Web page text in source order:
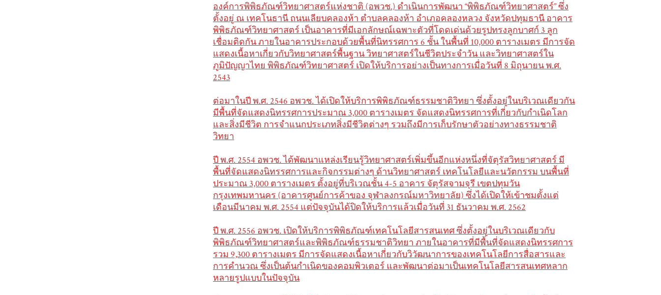
องค์การพิพิธภัณฑ์วิทยาศาสตร์แห่งชาติ (อพวช.) ดำเนินการพัฒนา “พิพิธภัณฑ์วิทยาศาสตร์” ซึ่ง
ตั้งอยู่ ณ เทคโนธานี ถนนเลียบคลองห้า ตำบลคลองห้า อำเภอคลองหลวง จังหวัดปทุมธานี อาคาร
พิพิธภัณฑ์วิทยาศาสตร์ เป็นอาคารที่มีเอกลักษณ์เฉพาะตัวที่โดดเด่นด้วยรูปทรงลูกบาศก์ 3 ลูก
เชื่อมติดกัน ภายในอาคารประกอบด้วยพื้นที่นิทรรศการ 6 ชั้น ในพื้นที่ 10,000 ตารางเมตร มีการจัด
แสดงเนื้อหาเกี่ยวกับวิทยาศาสตร์พื้นฐาน วิทยาศาสตร์ในชีวิตประจำวัน และวิทยาศาสตร์ใน
ภูมิปัญญาไทย พิพิธภัณฑ์วิทยาศาสตร์ เปิดให้บริการอย่างเป็นทางการเมื่อวันที่ 8 มิถุนายน พ.ศ.
2543
ต่อมาในปี พ.ศ. 2546 อพวช. ได้เปิดให้บริการพิพิธภัณฑ์ธรรมชาติวิทยา ซึ่งตั้งอยู่ในบริเวณเดียวกัน
มีพื้นที่จัดแสดงนิทรรศการประมาณ 3,000 ตารางเมตร จัดแสดงนิทรรศการที่เกี่ยวกับกำเนิดโลก
และสิ่งมีชีวิต การจำแนกประเภทสิ่งมีชีวิตต่างๆ รวมถึงมีการเก็บรักษาตัวอย่างทางธรรมชาติ
วิทยา
ปี พ.ศ. 2554 อพวช. ได้พัฒนาแหล่งเรียนรู้วิทยาศาสตร์เพิ่มขึ้นอีกแห่งหนึ่งที่จัตุรัสวิทยาศาสตร์ มี
พื้นที่จัดแสดงนิทรรศการและกิจกรรมต่างๆ ด้านวิทยาศาสตร์ เทคโนโลยีและนวัตกรรม บนพื้นที่
ประมาณ 3,000 ตารางเมตร ตั้งอยู่ที่บริเวณชั้น 4-5 อาคาร จัตุรัสจามจุรี เขตปทุมวัน
กรุงเทพมหานคร (อาคารศูนย์การค้าของ จุฬาลงกรณ์มหาวิทยาลัย) ซึ่งได้เปิดให้เข้าชมตั้งแต่
เดือนมีนาคม พ.ศ. 2554 แต่ปัจจุบันได้ปิดให้บริการแล้วเมื่อวันที่ 31 ธันวาคม พ.ศ. 2562
ปี พ.ศ. 2556 อพวช. เปิดให้บริการพิพิธภัณฑ์เทคโนโลยีสารสนเทศ ซึ่งตั้งอยู่ในบริเวณเดียวกับ
พิพิธภัณฑ์วิทยาศาสตร์และพิพิธภัณฑ์ธรรมชาติวิทยา ภายในอาคารที่มีพื้นที่จัดแสดงนิทรรศการ
รวม 9,300 ตารางเมตร มีการจัดแสดงเนื้อหาเกี่ยวกับวิวัฒนาการของเทคโนโลยีการสื่อสารและ
การคำนวณ ซึ่งเป็นต้นกำเนิดของคอมพิวเตอร์ และพัฒนาต่อมาเป็นเทคโนโลยีสารสนเทศหลาก
หลายรูปแบบในปัจจุบัน